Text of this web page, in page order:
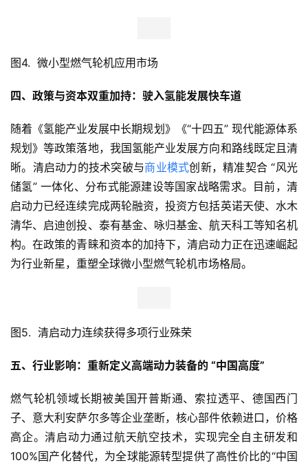
科
投
融
资
人
工
智
能
车
&
出
行
业
资
讯
图4.  微小型燃气轮机应用市场
四、政策与资本双重加持：驶入氢能发展快车道
随着《氢能产业发展中长期规划》《“十四五” 现代能源体系
规划》等政策落地，我国氢能产业发展方向和路线既定且清
晰。清启动力的技术突破与商业模式创新，精准契合 “风光
储氢” 一体化、分布式能源建设等国家战略需求。目前，清
启动力已经连续完成两轮融资，投资方包括英诺天使、水木
清华、启迪创投、泰有基金、咏归基金、航天科工等知名机
构。在政策的青睐和资本的加持下，清启动力正在迅速崛起
为行业新星，重塑全球微小型燃气轮机市场格局。
图5.  清启动力连续获得多项行业殊荣
五、行业影响： 重新定义高端动力装备的 “中国高度”
燃气轮机领域长期被美国开普斯通、索拉透平、德国西门
子、意大利安萨尔多等企业垄断，核心部件依赖进口，价格
高企。清启动力通过航天航空技术，实现完全自主研发和
100%国产化替代，为全球能源转型提供了高性价比的“中国